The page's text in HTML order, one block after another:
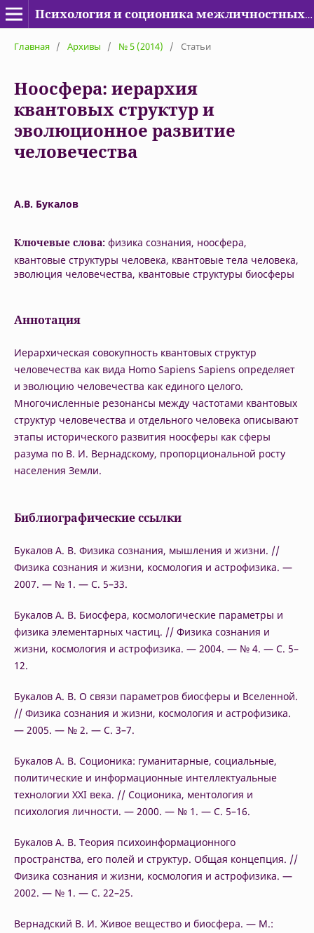
Психология и соционика межличностных отношений
Главная / Архивы / № 5 (2014) / Статьи
Ноосфера: иерархия
квантовых структур и
эволюционное развитие
человечества
А.В. Букалов
Ключевые слова: физика сознания, ноосфера,
квантовые структуры человека, квантовые тела человека,
эволюция человечества, квантовые структуры биосферы
Аннотация
Иерархическая совокупность квантовых структур
человечества как вида Homo Sapiens Sapiens определяет
и эволюцию человечества как единого целого.
Многочисленные резонансы между частотами квантовых
структур человечества и отдельного человека описывают
этапы исторического развития ноосферы как сферы
разума по В. И. Вернадскому, пропорциональной росту
населения Земли.
Библиографические ссылки
Букалов А. В. Физика сознания, мышления и жизни. //
Физика сознания и жизни, космология и астрофизика. —
2007. — № 1. — С. 5–33.
Букалов А. В. Биосфера, космологические параметры и
физика элементарных частиц. // Физика сознания и
жизни, космология и астрофизика. — 2004. — № 4. — С. 5–
12.
Букалов А. В. О связи параметров биосферы и Вселенной.
// Физика сознания и жизни, космология и астрофизика.
— 2005. — № 2. — С. 3–7.
Букалов А. В. Соционика: гуманитарные, социальные,
политические и информационные интеллектуальные
технологии XXI века. // Соционика, ментология и
психология личности. — 2000. — № 1. — С. 5–16.
Букалов А. В. Теория психоинформационного
пространства, его полей и структур. Общая концепция. //
Физика сознания и жизни, космология и астрофизика. —
2002. — № 1. — С. 22–25.
Вернадский В. И. Живое вещество и биосфера. — М.: